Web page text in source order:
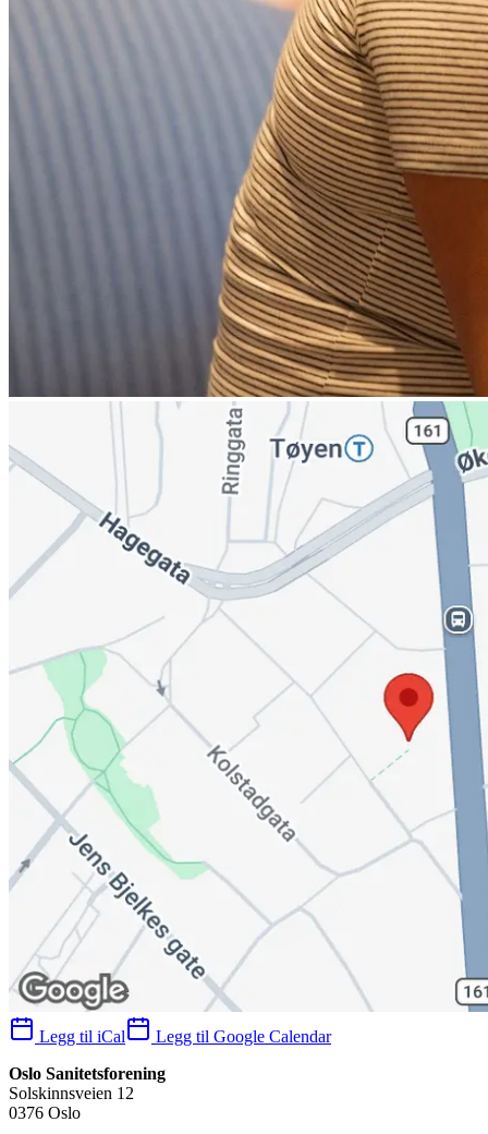
Legg til iCal
Legg til Google Calendar
Oslo Sanitetsforening
Solskinnsveien 12
0376 Oslo